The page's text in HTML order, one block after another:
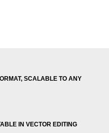
SCALABLE TO ANY
IN VECTOR EDITING